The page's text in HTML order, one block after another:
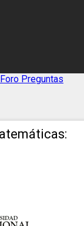
Foro Preguntas